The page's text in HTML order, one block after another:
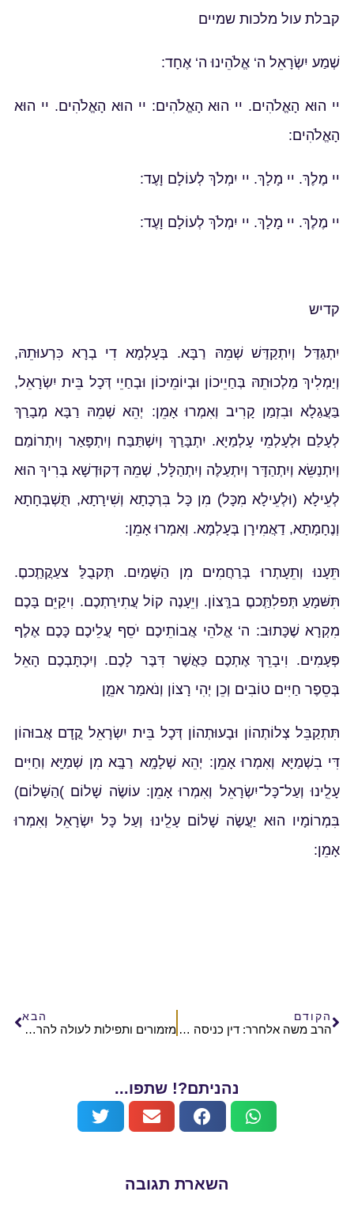
קבלת עול מלכות שמיים
שְׁמַע יִשְׂרָאֵל ה‘ אֱלֹהֵינוּ ה‘ אֶחָד:
יי הוּא הָאֱלֹהִים. יי הוּא הָאֱלֹהִים: יי הוּא הָאֱלֹהִים. יי הוּא
הָאֱלֹהִים:
יי מֶלֶךְ. יי מָלָךְ. יי יִמְלֹךְ לְעוֹלָם וָעֶד:
יי מֶלֶךְ. יי מָלָךְ. יי יִמְלֹךְ לְעוֹלָם וָעֶד:
קדיש
יִתְגַּדַּל וְיִתְקַדַּשׁ שְׁמֵהּ רַבָּא. בְּעָלְמָא דִי בְרָא כִּרְעוּתֵהּ,
וְיַמְלִיךְ מַלְכוּתֵהּ בְּחַיֵיכוֹן וּבְיוֹמֵיכוֹן וּבְחַיֵי דְּכָל בֵּית יִשְׂרָאֵל,
בַּעֲגַלָא וּבִזְמַן קָרִיב וְאִמְרוּ אָמֵן: יְהֵא שְׁמֵהּ רַבָּא מְבָרַךְ
לְעָלַם וּלְעָלְמֵי עָלְמַיָא. יִתְבָּרַךְ וְיִשְׁתַּבַּח וְיִתְפָּאַר וְיִתְרוֹמַם
וְיִתְנַשֵּׂא וְיִתְהַדָּר וְיִתְעַלֶּה וְיִתְהַלָּל, שְׁמֵהּ דְּקוּדְשָׁא בְּרִיךְ הוּא
לְעֵילָא (וּלְעֵילָא מִכָּל) מִן כָּל בִּרְכָתָא וְשִׁירָתָא, תֻּשְׁבְּחָתָא
וְנֶחָמָתָא, דַאֲמִירָן בְּעָלְמָא. וְאִמְרוּ אָמֵן:
תֵּעָנוּ וְתֵעָתְרוּ בְּרַחֲמִים מִן הַשָּׁמַיִם. תְּקבֻלַּ צעַקֲתְַכםֶ.
תִּשּׁמָעַ תְּפלִתְַּכםֶ ברְָּצוֹן. וְיֵעָנֶה קוֹל עֲתִירַתְכֶם. וִיקַיֵּם בָּכֶם
מִקְרָא שֶׁכָּתוּב: ה‘ אֱלֹהֵי אֲבוֹתֵיכֶם יֹסֵף עֲלֵיכֶם כָּכֶם אֶלֶף
פְּעָמִים. וִיבָרֵךְ אֶתְכֶם כַּאֲשֶׁר דִּבֶּר לָכֶם. וְיִכְתָּבְכֶם הָאֵל
בְּסֵפֶר חַיִּים טוֹבִים וְכֵן יְהִי רָצוֹן וְנֹאמַר אמֵָן
תִּתְקַבֵּל צְלוֹתְהוֹן וּבָעוּתְהוֹן דְּכָל בֵּית יִשְׂרָאֵל קֳדָם אֲבוּהוֹן
דִּי בִשְׁמַיָּא וְאִמְרוּ אָמֵן: יְהֵא שְׁלָמָֽא רַבָּֽא מִן שְׁמַיָּֽא וְחַיִּים
עָלֵֽינוּ וְעַל־כָּל־יִשְׂרָאֵל וְאִמְרוּ אָמֵן: עוֹשֶׂה שָׁלוֹם )הַשָּׁלוֹם)
בִּמְרוֹמָיו הוּא יַעֲשֶׂה שָׁלוֹם עָלֵֽינוּ וְעַל כָּל יִשְׂרָאֵל וְאִמְרוּ
אָמֵן:
הקודם
הרב משה אלחרר: דין כניסה להר הבית – יותר פשוט מהנחת תפילין
הבא
מזמורים ותפילות לעולה להר הבית
נהניתם?! שתפו...
השארת תגובה